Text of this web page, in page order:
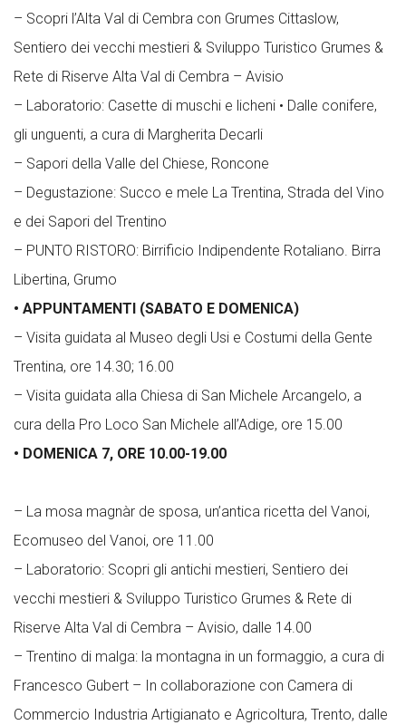
– Scopri l’Alta Val di Cembra con Grumes Cittaslow,
Sentiero dei vecchi mestieri & Sviluppo Turistico Grumes &
Rete di Riserve Alta Val di Cembra – Avisio
– Laboratorio: Casette di muschi e licheni • Dalle conifere,
gli unguenti, a cura di Margherita Decarli
– Sapori della Valle del Chiese, Roncone
– Degustazione: Succo e mele La Trentina, Strada del Vino
e dei Sapori del Trentino
– PUNTO RISTORO: Birrificio Indipendente Rotaliano. Birra
Libertina, Grumo
• APPUNTAMENTI (SABATO E DOMENICA)
– Visita guidata al Museo degli Usi e Costumi della Gente
Trentina, ore 14.30; 16.00
– Visita guidata alla Chiesa di San Michele Arcangelo, a
cura della Pro Loco San Michele all’Adige, ore 15.00
• DOMENICA 7, ORE 10.00-19.00
– La mosa magnàr de sposa, un’antica ricetta del Vanoi,
Ecomuseo del Vanoi, ore 11.00
– Laboratorio: Scopri gli antichi mestieri, Sentiero dei
vecchi mestieri & Sviluppo Turistico Grumes & Rete di
Riserve Alta Val di Cembra – Avisio, dalle 14.00
– Trentino di malga: la montagna in un formaggio, a cura di
Francesco Gubert – In collaborazione con Camera di
Commercio Industria Artigianato e Agricoltura, Trento, dalle